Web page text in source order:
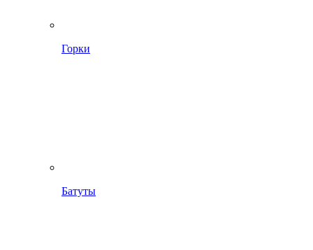
Горки
Батуты